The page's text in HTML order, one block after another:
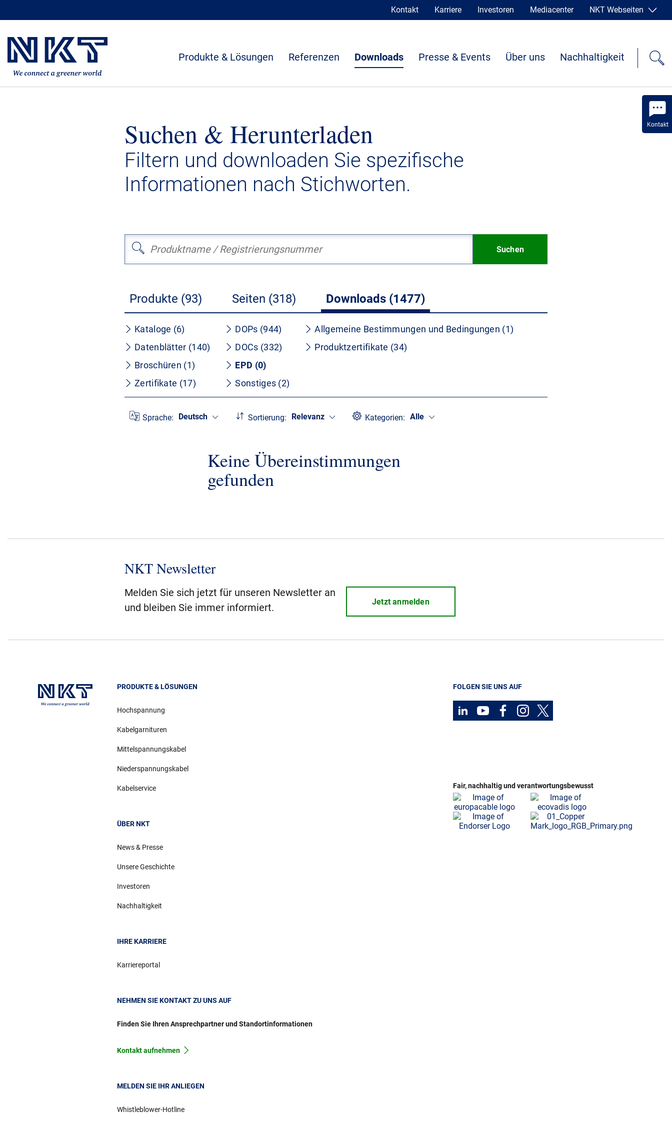
Kontakt
Kontakt Karriere Investoren Mediacenter NKT Webseiten
Produkte & Lösungen Referenzen Downloads Presse & Events Über uns Nachhaltigkeit
Suchen & Herunterladen
Filtern und downloaden Sie spezifische
Informationen nach Stichworten.
Suchen
Produkte (93) Seiten (318) Downloads (1477)
Kataloge (6)
Datenblätter (140)
Broschüren (1)
Zertifikate (17)
DOPs (944)
DOCs (332)
EPD (0)
Sonstiges (2)
Allgemeine Bestimmungen und Bedingungen (1)
Produktzertifikate (34)
Sprache: Deutsch Sortierung: Relevanz Kategorien: Alle
Keine Übereinstimmungen
gefunden
NKT Newsletter
Melden Sie sich jetzt für unseren Newsletter an
und bleiben Sie immer informiert.
Jetzt anmelden
PRODUKTE & LÖSUNGEN
Hochspannung
Kabelgarnituren
Mittelspannungskabel
Niederspannungskabel
Kabelservice
ÜBER NKT
News & Presse
Unsere Geschichte
Investoren
Nachhaltigkeit
IHRE KARRIERE
Karriereportal
NEHMEN SIE KONTAKT ZU UNS AUF
Finden Sie Ihren Ansprechpartner und Standortinformationen
Kontakt aufnehmen
MELDEN SIE IHR ANLIEGEN
Whistleblower-Hotline
FOLGEN SIE UNS AUF
Fair, nachhaltig und verantwortungsbewusst